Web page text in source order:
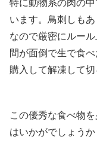
特に動物系の肉の
います。鳥刺しも
なので厳密にルー
間が面倒で生で食
購入して解凍して
この優秀な食べ物
はいかがでしょうか